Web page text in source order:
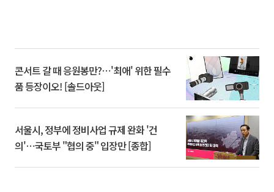
콘서트 갈 때 응원봉만?⋯'최애' 위한 필수
품 등장이오! [솔드아웃]
서울시, 정부에 정비사업 규제 완화 '건
의'⋯국토부 "협의 중" 입장만 [종합]